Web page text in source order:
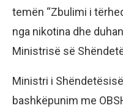
temën “Zbulimi i
nga nikotina dhe
Ministrisë së
Ministri i
bashkëpunim me